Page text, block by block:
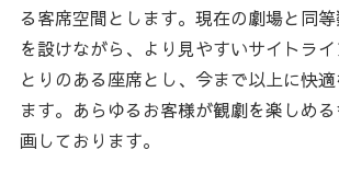
る客席空間とします。現在の劇場と同
を設けながら、より見やすいサイトラ
とりのある座席とし、今まで以上に快
ます。あらゆるお客様が観劇を楽しめ
画しております。